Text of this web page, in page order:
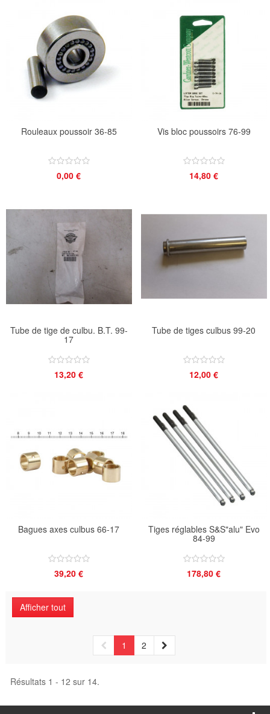
Rouleaux poussoir 36-85
0,00 €
Vis bloc poussoirs 76-99
14,80 €
Tube de tige de culbu. B.T. 99-
17
13,20 €
Tube de tiges culbus 99-20
12,00 €
Bagues axes culbus 66-17
39,20 €
Tiges réglables S&S"alu" Evo
84-99
178,80 €
Afficher tout
1 2
Résultats 1 - 12 sur 14.